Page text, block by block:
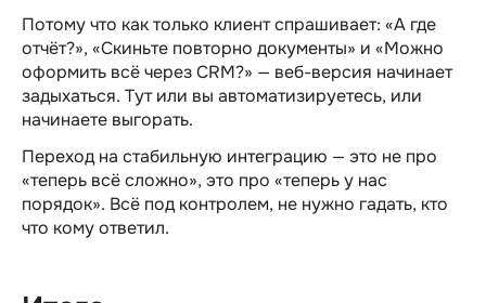
Потому что как только клиент спрашивает: «А где
отчёт?», «Скиньте повторно документы» и «Можно
оформить всё через CRM?» — веб-версия начинает
задыхаться. Тут или вы автоматизируетесь, или
начинаете выгорать.
Переход на стабильную интеграцию — это не про
«теперь всё сложно», это про «теперь у нас
порядок». Всё под контролем, не нужно гадать, кто
что кому ответил.